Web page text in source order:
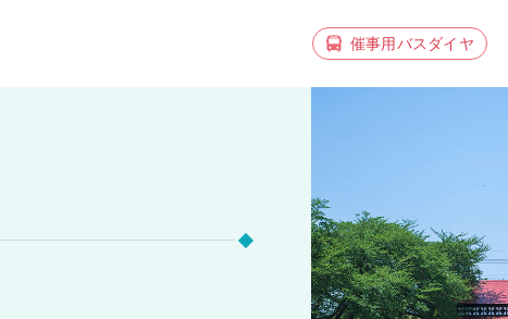
催事用バスダイヤ